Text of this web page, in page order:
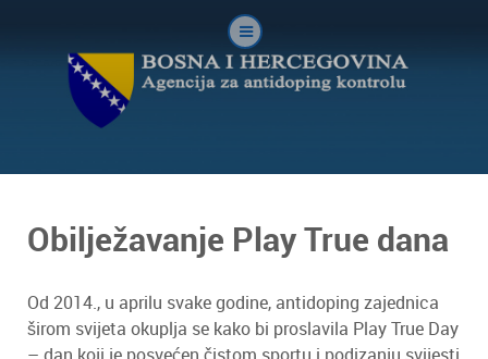
Obilježavanje Play True dana
Od 2014., u aprilu svake godine, antidoping zajednica
širom svijeta okuplja se kako bi proslavila Play True Day